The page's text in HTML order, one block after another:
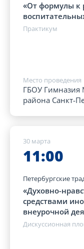
«От формулы к
Практикум
Место проведения
ГБОУ Гимназия
района Санкт-
30 марта
11:00
Петербургские
«Духовно-
средствами
внеурочной
Дискуссионная